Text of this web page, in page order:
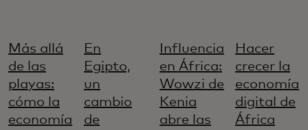
Más allá
de las
playas:
cómo la
economía
En
Egipto,
un
cambio
de
Influencia
en África:
Wowzi de
Kenia
abre las
Hacer
crecer la
economía
digital de
África